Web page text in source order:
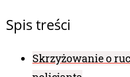
Spis treści
Skrzyżowanie o